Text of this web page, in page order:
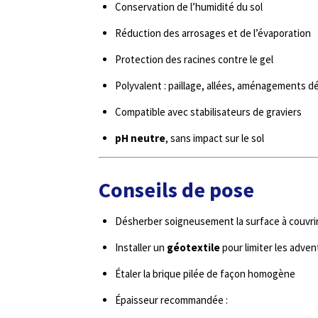
Conservation de l’humidité du sol
Réduction des arrosages et de l’évaporation
Protection des racines contre le gel
Polyvalent : paillage, allées, aménagements
Compatible avec stabilisateurs de graviers
pH neutre, sans impact sur le sol
Conseils de pose
Désherber soigneusement la surface à
Installer un géotextilepour limiter les
Étaler la brique pilée de façon homogène
Épaisseur recommandée :